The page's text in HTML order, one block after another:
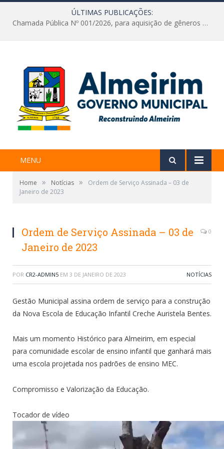
ÚLTIMAS PUBLICAÇÕES:
Chamada Pública Nº 001/2026, para aquisição de gêneros alimentícios diretamente da Agricultura Familiar e do Empreendedor Familiar Rural
MENU
Home » Notícias »
Ordem de Serviço Assinada – 03 de
Janeiro de 2023
Ordem de Serviço Assinada – 03 de
Janeiro de 2023
0
POR CR2-ADMIN5 EM 3 DE JANEIRO DE 2023 NOTÍCIAS
Gestão Municipal assina ordem de serviço para a construção
da Nova Escola de Educação Infantil Creche Auristela Bentes.
Mais um momento Histórico para Almeirim, em especial
para comunidade escolar de ensino infantil que ganhará mais
uma escola projetada nos padrões de ensino MEC.
Compromisso e Valorização da Educação.
Tocador de vídeo